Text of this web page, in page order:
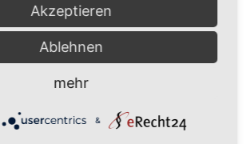
Akzeptieren
Ablehnen
mehr
&